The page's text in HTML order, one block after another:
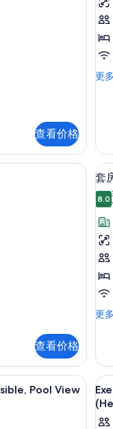
的
所
有
照
片
更
多
信
查看价格
套
房,
1
间
卧
景
观,
行
政
层
的
所
有
照
片
更
套
泳
池
景
观,
行
政
层
更
多
信
息
、客房内保险箱、办公桌、
查看价格
显
示
套
房,
2
张
大
床,
行
的
所
有
照
7
套
8.0
更
套
大
床,
行
政
层
更
、客房内保险箱、办公桌、
Pool View
显
示